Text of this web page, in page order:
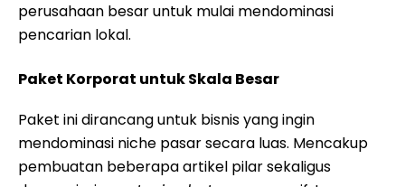
perusahaan besar untuk mulai mendominasi
pencarian lokal.
Paket Korporat untuk Skala Besar
Paket ini dirancang untuk bisnis yang ingin
mendominasi niche pasar secara luas. Mencakup
pembuatan beberapa artikel pilar sekaligus